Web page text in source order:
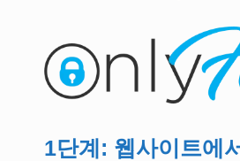
1단계: 웹사이트에